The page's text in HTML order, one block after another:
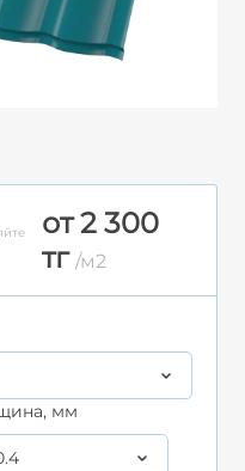
от 2 300
тг/м2
мм